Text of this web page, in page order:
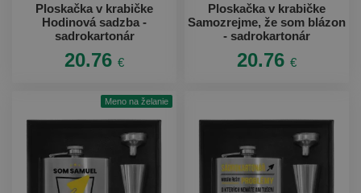
Ploskačka v krabičke
Hodinová sadzba -
sadrokartonár
20.76 €
Ploskačka v krabičke
Samozrejme, že som blázon
- sadrokartonár
20.76 €
Meno na želanie